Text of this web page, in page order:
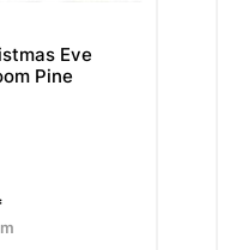
Eve
Pine